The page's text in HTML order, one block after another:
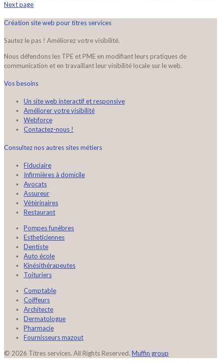
Next page
Création site web pour titres services
Sautez le pas ! Améliorez votre visibilité.
Nous défendons les TPE et PME en modifiant leurs pratiques de
communication et en travaillant leur visibilité locale sur le web.
Vos besoins
Un site web interactif et responsive
Améliorer votre visibilité
Webforce
Contactez-nous !
Consultez nos autres sites métiers
Fiduciaire
Infirmières à domicile
Avocats
Assureur
Vétérinaires
Restaurant
Pompes funèbres
Estheticiennes
Dentiste
Auto école
Kinésithérapeutes
Toituriers
Comptable
Coiffeurs
Architecte
Dermatologue
Pharmacie
Fournisseurs mazout
© 2026 Titres services. All Rights Reserved. Muffin group